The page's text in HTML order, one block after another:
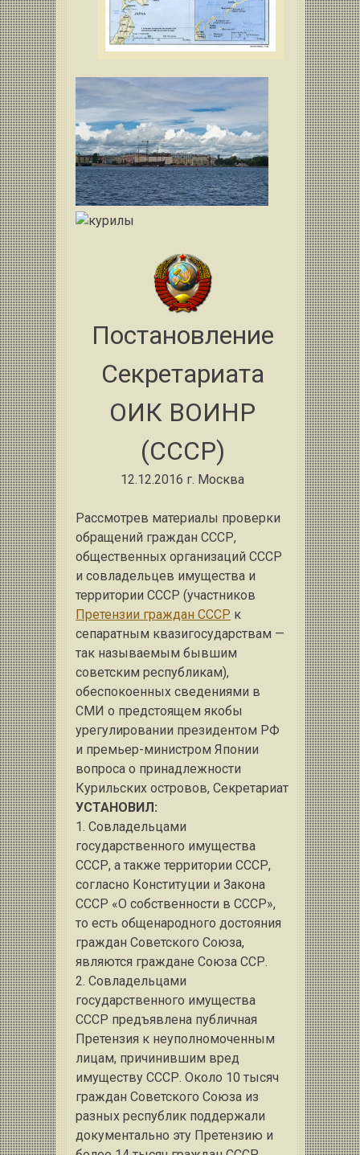
Постановление
Секретариата
ОИК ВОИНР
(СССР)
12.12.2016 г. Москва
Рассмотрев материалы проверки
обращений граждан СССР,
общественных организаций СССР
и совладельцев имущества и
территории СССР (участников
Претензии граждан СССР к
сепаратным квазигосударствам —
так называемым бывшим
советским республикам),
обеспокоенных сведениями в
СМИ о предстоящем якобы
урегулировании президентом РФ
и премьер-министром Японии
вопроса о принадлежности
Курильских островов, Секретариат
УСТАНОВИЛ:
1. Совладельцами
государственного имущества
СССР, а также территории СССР,
согласно Конституции и Закона
СССР «О собственности в СССР»,
то есть общенародного достояния
граждан Советского Союза,
являются граждане Союза ССР.
2. Совладельцами
государственного имущества
СССР предъявлена публичная
Претензия к неуполномоченным
лицам, причинившим вред
имуществу СССР. Около 10 тысяч
граждан Советского Союза из
разных республик поддержали
документально эту Претензию и